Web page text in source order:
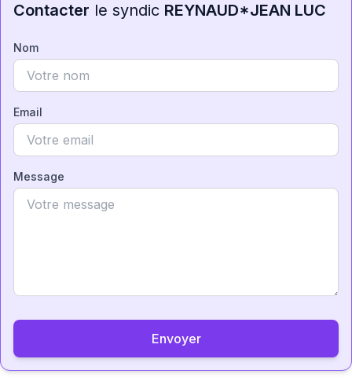
Contacter le syndic REYNAUD*JEAN LUC
Nom
Email
Message
Envoyer